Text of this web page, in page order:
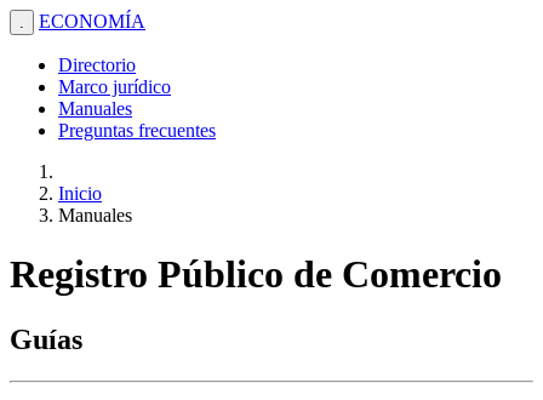
. ECONOMÍA
Directorio
Marco jurídico
Manuales
Preguntas frecuentes
Inicio
Manuales
Registro Público de Comercio
Guías